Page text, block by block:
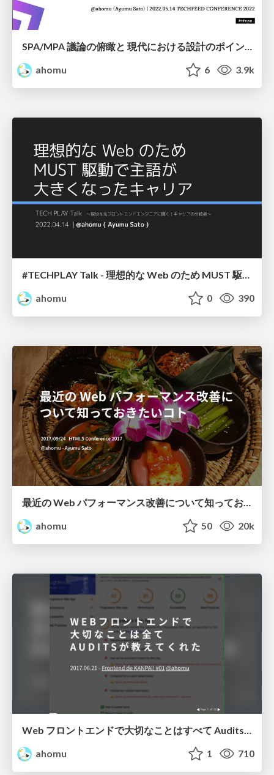
SPA/MPA 議論の俯瞰と 現代における設計のポイント - #tfcon 2022 フロントエンド設計
ahomu
6 3.9k
ahomu
0 390
最近の Web パフォーマンス改善について知っておきたいコト
ahomu
50 20k
Web フロントエンドで大切なことはすべて Audits が教えてくれた
ahomu
1 710